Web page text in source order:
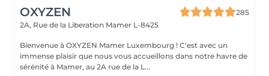
OXYZEN
285
2A, Rue de la Liberation Mamer L-8425
Bienvenue à OXYZEN Mamer Luxembourg ! C'est avec un
immense plaisir que nous vous accueillons dans notre havre de
sérénité à Mamer, au 2A rue de la L...